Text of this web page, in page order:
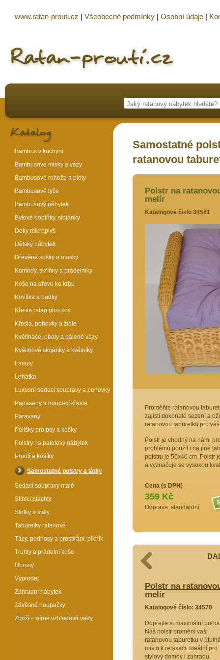
Samostatné
ratanovou
Polstr na
melír
Katalogové číslo 34581
Proměňte ratanovou
zajistí dokonalé sezení a
ratanovou taburetku pro
Polstr je vhodný na námi
problémů použít i na jiné
polstru je 50x40 cm. Polstr
a vyznačuje se vysokou
Cena (s DPH)
359 Kč
Doprava: standardní
Polstr na
melír
Katalogové číslo: 34570
Dopřejte si maximální
Náš polstr promění vaši
ratanovou taburetku v
místo k relaxaci. Ideální pro
stylový domov i zahradu.
Bambus v kuchyni
Bambusové misky a vázy
Bambusové rohože a ploty
Bambusové tyče
Bambusový nábytek
Bytové doplňky, stojánky
Deky mikroplyš
Dětský nábytek
Dřevěné sošky a masky
Komody, skříňky a prádelníky
Koše na dřevo ke krbu
Krmítka a budky
Křesla ratan plus kov
Křesla, pohovky a židle
Květináče, obaly a pálené vázy
Květinové stojánky a květníky
Lampy
Lehátka
Luxusní sedací soupravy a pohovky
Papasany a houpací křesla
Paravany
Pelíšky pro psy a kočky
Polstry na paletový nábytek
Proutí a košíky
Samostatné polstry a látky
Sedací soupravy malé
Stínící plachty
Stolky a stoly
Taburetky ratanové
Tácy, podnosy a prostírání, piknik
Truhly a prádelní koše
Ubrusy
Výprodej
Zahradní nábytek
Závěsné houpačky
Zboží - mírné vzhledové vady
www.ratan-prouti.cz | Všeobecné podmínky | Osobní údaje |